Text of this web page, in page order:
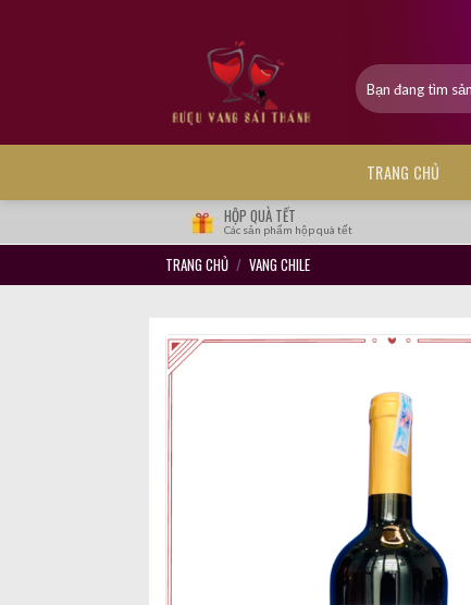
Tìm
kiếm:
TRANG CHỦ
HỘP QUÀ TẾT
Các sản phẩm hộp quà tết
TRANG CHỦ / VANG CHILE